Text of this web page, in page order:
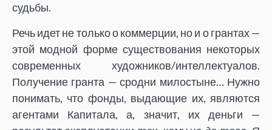
судьбы.
Речь идет не только о коммерции, но и о грантах —
этой модной форме существования некоторых
современных художников/интеллектуалов.
Получение гранта — сродни милостыне… Нужно
понимать, что фонды, выдающие их, являются
агентами Капитала, а, значит, их деньги —